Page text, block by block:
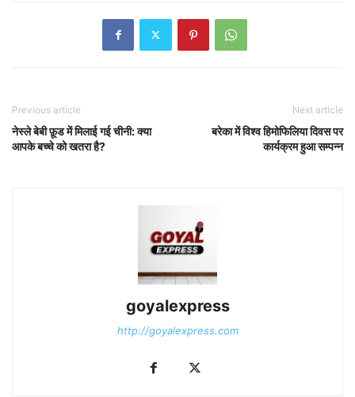
Previous article
नेस्ले बेबी फ़ूड में मिलाई गई चीनी: क्या
आपके बच्चे को खतरा है?
Next article
बरेका में विश्व हिमोफिलिया दिवस पर
कार्यक्रम हुआ सम्पन्न
goyalexpress
http://goyalexpress.com